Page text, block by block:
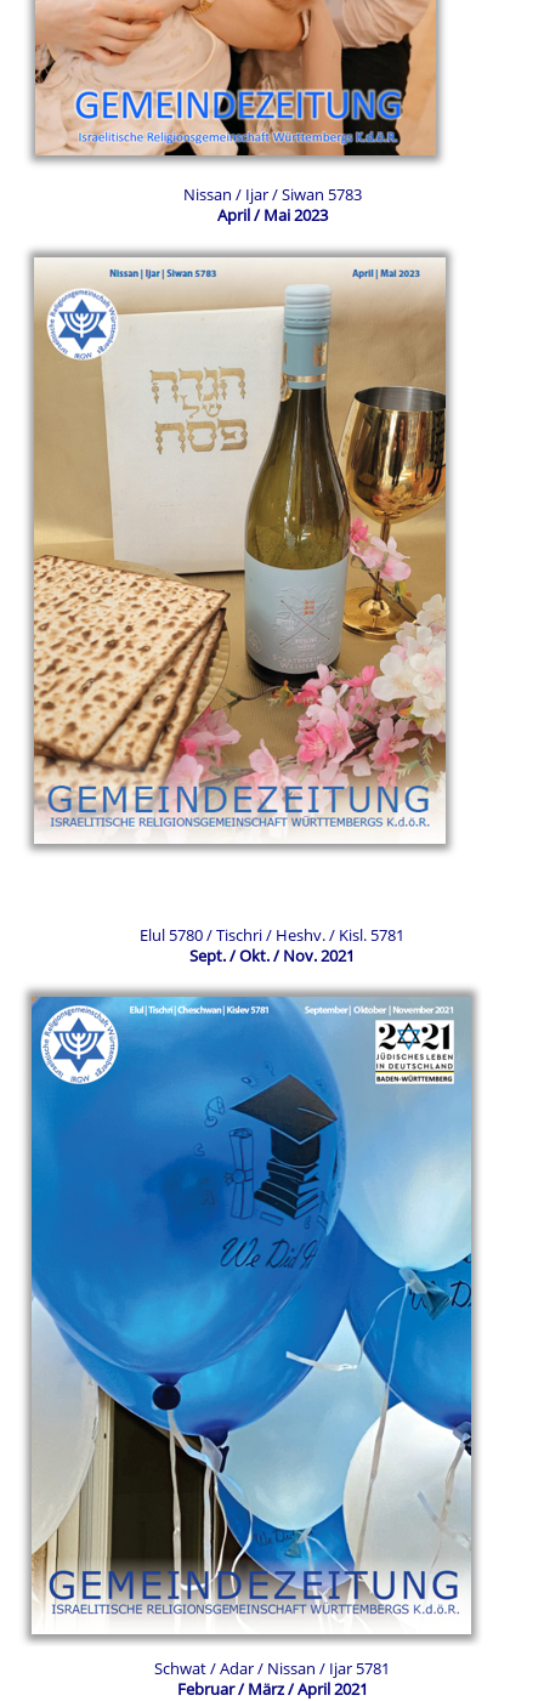
Nissan / Ijar / Siwan 5783
April / Mai 2023
Elul 5780 / Tischri / Heshv. / Kisl. 5781
Sept. / Okt. / Nov. 2021
Schwat / Adar / Nissan / Ijar 5781
Februar / März / April 2021